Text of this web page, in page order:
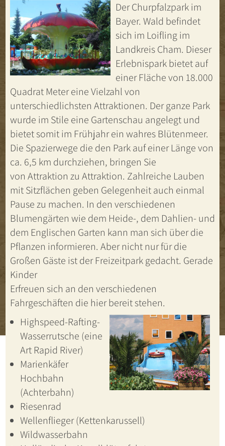
Der Churpfalzpark im
Bayer. Wald befindet
sich im Loifling im
Landkreis Cham. Dieser
Erlebnispark bietet auf
einer Fläche von 18.000
Quadrat Meter eine Vielzahl von
unterschiedlichsten Attraktionen. Der ganze Park
wurde im Stile eine Gartenschau angelegt und
bietet somit im Frühjahr ein wahres Blütenmeer.
Die Spazierwege die den Park auf einer Länge von
ca. 6,5 km durchziehen, bringen Sie
von Attraktion zu Attraktion. Zahlreiche Lauben
mit Sitzflächen geben Gelegenheit auch einmal
Pause zu machen. In den verschiedenen
Blumengärten wie dem Heide-, dem Dahlien- und
dem Englischen Garten kann man sich über die
Pflanzen informieren. Aber nicht nur für die
Großen Gäste ist der Freizeitpark gedacht. Gerade
Kinder
Erfreuen sich an den verschiedenen
Fahrgeschäften die hier bereit stehen.
Highspeed-Rafting-
Wasserrutsche (eine
Art Rapid River)
Marienkäfer
Hochbahn
(Achterbahn)
Riesenrad
Wellenflieger (Kettenkarussell)
Wildwasserbahn